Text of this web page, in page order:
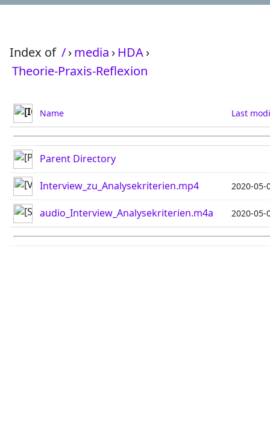
Index of /›media › HDA›
Theorie-Praxis-Reflexion
Name Last
Parent Directory
Interview_zu_Analysekriterien.mp4 2020-05-
audio_Interview_Analysekriterien.m4a 2020-05-